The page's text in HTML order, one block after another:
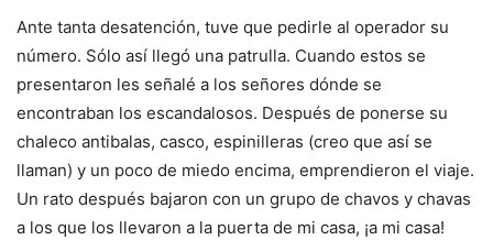
Ante tanta desatención, tuve que pedirle al operador su
número. Sólo así llegó una patrulla. Cuando estos se
presentaron les señalé a los señores dónde se
encontraban los escandalosos. Después de ponerse su
chaleco antibalas, casco, espinilleras (creo que así se
llaman) y un poco de miedo encima, emprendieron el viaje.
Un rato después bajaron con un grupo de chavos y chavas
a los que los llevaron a la puerta de mi casa, ¡a mi casa!